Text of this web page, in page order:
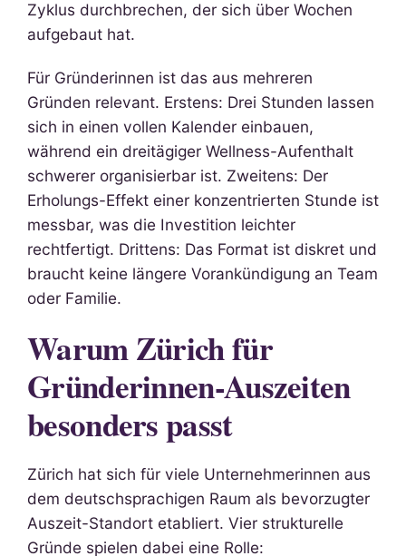
Zyklus durchbrechen, der sich über Wochen
aufgebaut hat.
Für Gründerinnen ist das aus mehreren
Gründen relevant. Erstens: Drei Stunden lassen
sich in einen vollen Kalender einbauen,
während ein dreitägiger Wellness-Aufenthalt
schwerer organisierbar ist. Zweitens: Der
Erholungs-Effekt einer konzentrierten Stunde ist
messbar, was die Investition leichter
rechtfertigt. Drittens: Das Format ist diskret und
braucht keine längere Vorankündigung an Team
oder Familie.
Warum Zürich für
Gründerinnen-Auszeiten
besonders passt
Zürich hat sich für viele Unternehmerinnen aus
dem deutschsprachigen Raum als bevorzugter
Auszeit-Standort etabliert. Vier strukturelle
Gründe spielen dabei eine Rolle: